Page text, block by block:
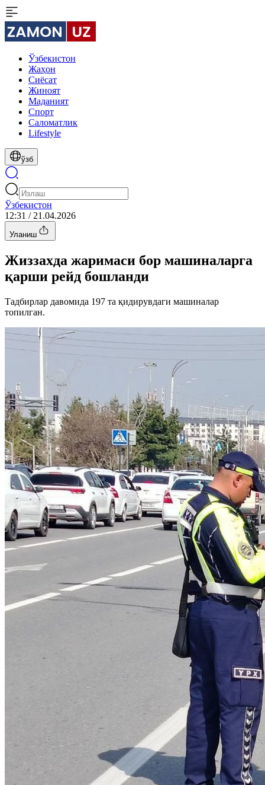
Ўзбекистон
Жаҳон
Сиёсат
Жиноят
Маданият
Спорт
Cаломатлик
Lifestyle
ўзб
Ўзбекистон
12:31 / 21.04.2026
Уланиш
Жиззахда жаримаси бор машиналарга
қарши рейд бошланди
Тадбирлар давомида 197 та қидирувдаги машиналар
топилган.